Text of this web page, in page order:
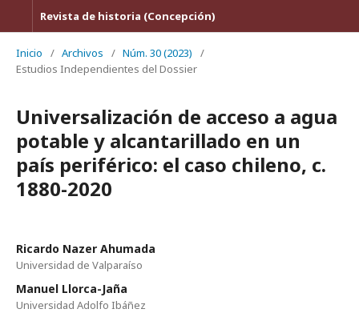
Revista de historia (Concepción)
Inicio / Archivos / Núm. 30 (2023)
/
Estudios Independientes del Dossier
Universalización de acceso a agua
potable y alcantarillado en un
país periférico: el caso chileno, c.
1880-2020
Ricardo Nazer Ahumada
Universidad de Valparaíso
Manuel Llorca-Jaña
Universidad Adolfo Ibáñez